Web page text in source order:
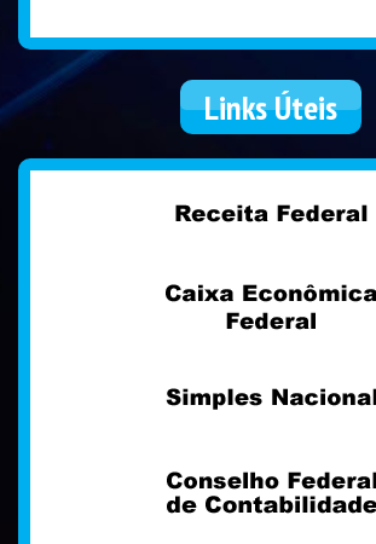
LinksÚteis